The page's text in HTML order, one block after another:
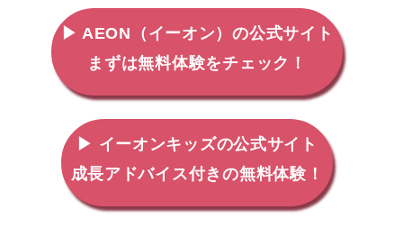
▶ AEON（イーオン）の公式サイト
まずは無料体験をチェック！
▶ イーオンキッズの公式サイト
成長アドバイス付きの無料体験！